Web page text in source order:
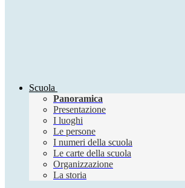
Scuola
Panoramica
Presentazione
I luoghi
Le persone
I numeri della scuola
Le carte della scuola
Organizzazione
La storia